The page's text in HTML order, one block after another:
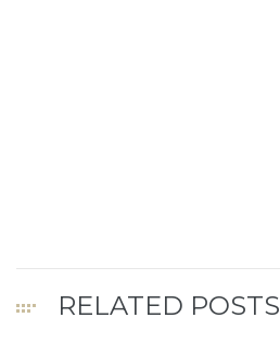
RELATED POSTS